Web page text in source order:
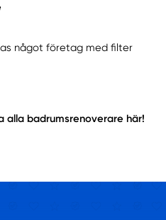
något företag med filter
alla badrumsrenoverare här!